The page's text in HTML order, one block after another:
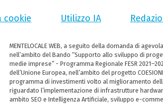
cookie Utilizzo IA
MENTELOCALE WEB, a seguito della domanda di
nell’ambito del Bando “Supporto allo sviluppo di
medie imprese” - Programma Regionale FESR
dell’Unione Europea, nell’ambito del progetto
programma di investimenti volto al miglioramento
riguardato l’implementazione di infrastrutture
ambito SEO e Intelligenza Artificiale, sviluppo e-